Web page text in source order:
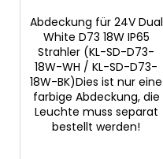
Abdeckung für 24V Dual
White D73 18W IP65
Strahler (KL-SD-D73-
18W-WH / KL-SD-D73-
18W-BK)Dies ist nur eine
farbige Abdeckung, die
Leuchte muss separat
bestellt werden!